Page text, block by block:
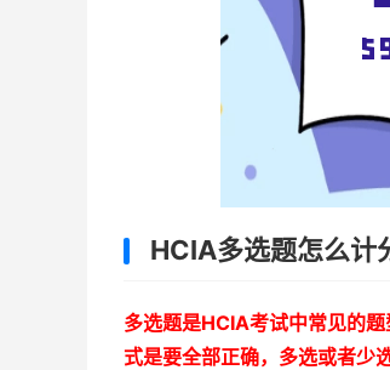
HCIA多选题怎么计
多选题是HCIA考试中常见的
式是要全部正确，多选或者少